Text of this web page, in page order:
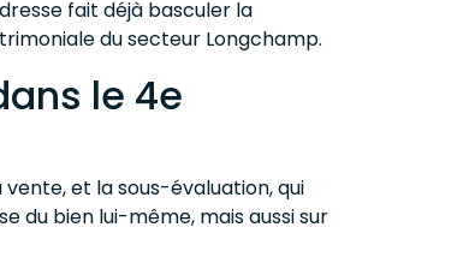
fait déjà basculer la
du secteur Longchamp.
le 4e
et la sous-évaluation, qui
du bien lui-même, mais aussi sur